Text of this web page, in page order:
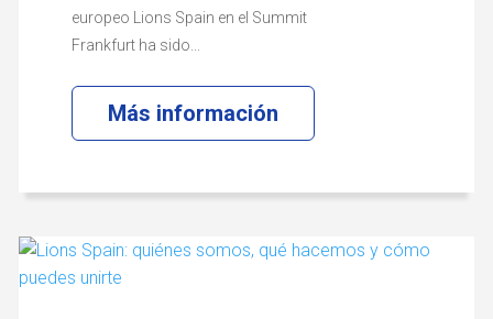
europeo Lions Spain en el Summit
Frankfurt ha sido...
Más información